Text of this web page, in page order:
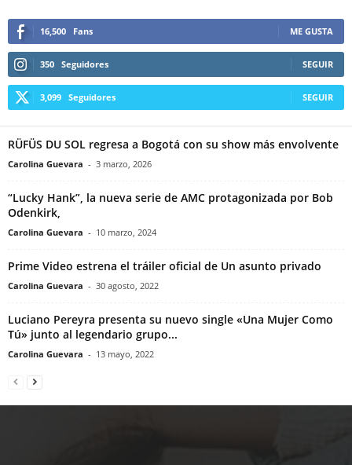
16,500 Fans ME GUSTA
350 Seguidores SEGUIR
3,099 Seguidores SEGUIR
RÜFÜS DU SOL regresa a Bogotá con su show más envolvente
Carolina Guevara - 3 marzo, 2026
“Lucky Hank”, la nueva serie de AMC protagonizada por Bob
Odenkirk,
Carolina Guevara - 10 marzo, 2024
Prime Video estrena el tráiler oficial de Un asunto privado
Carolina Guevara - 30 agosto, 2022
Luciano Pereyra presenta su nuevo single «Una Mujer Como
Tú» junto al legendario grupo...
Carolina Guevara - 13 mayo, 2022